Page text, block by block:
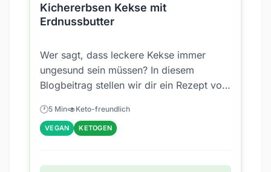
Kichererbsen Kekse mit
Erdnussbutter
Wer sagt, dass leckere Kekse immer
ungesund sein müssen? In diesem
Blogbeitrag stellen wir dir ein Rezept vor,
auch noch...
🕐5 Min🥑Keto-freundlich
VEGAN KETOGEN